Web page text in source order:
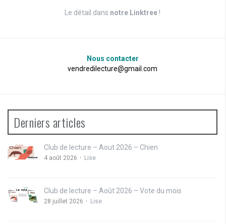
Le détail dans notre Linktree !
Nous contacter
vendredilecture@gmail.com
Derniers articles
Club de lecture – Aout 2026 – Chien
4 août 2026 Lise
Club de lecture – Août 2026 – Vote du mois
28 juillet 2026 Lise